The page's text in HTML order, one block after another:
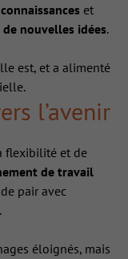
et
nouvelles idées.
est, et a alimenté
l’avenir
flexibilité et de
de travail
pair avec
éloignés, mais